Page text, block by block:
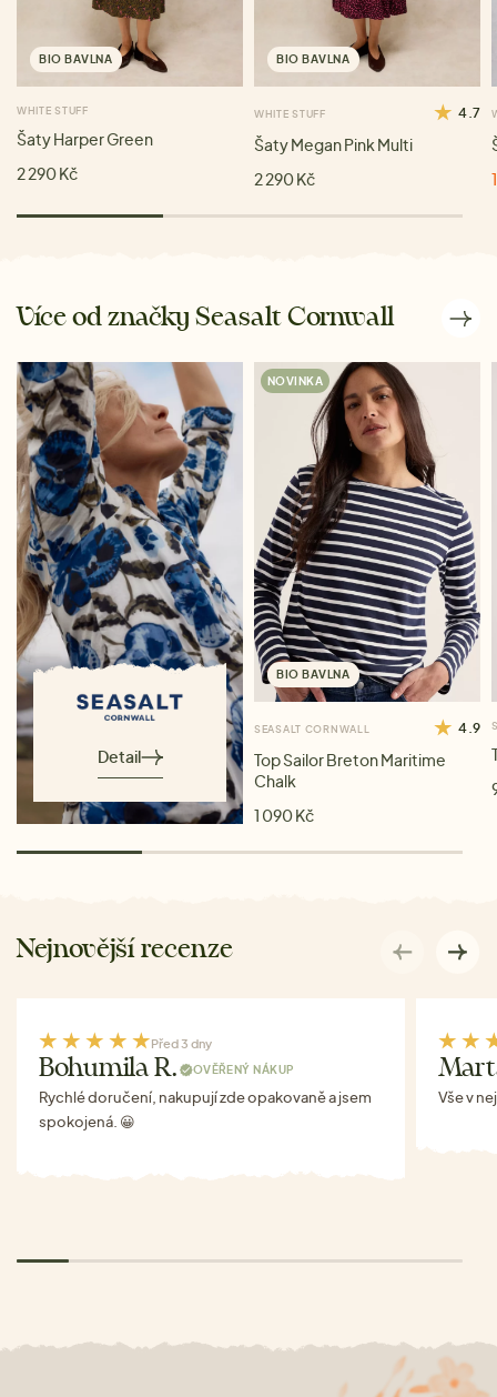
BIO BAVLNA
WHITE STUFF
Šaty Harper Green
2 290 Kč
BIO BAVLNA
WHITE STUFF 4.7
Šaty Megan Pink Multi
2 290 Kč
Více od značky Seasalt Cornwall
Detail
NOVINKA
BIO BAVLNA
SEASALT CORNWALL 4.9
Top Sailor Breton Maritime
Chalk
1 090 Kč
Nejnovější recenze
Před 3 dny
Bohumila R. OVĚŘENÝ NÁKUP
Rychlé doručení, nakupují zde opakovaně a jsem
spokojená. 😀
Vše v